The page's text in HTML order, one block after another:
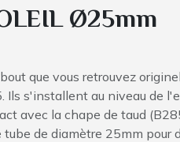
Ø25mm
que vous retrouvez
Ils s'installent au niveau de
avec la chape de taud
de diamètre 25mm pour